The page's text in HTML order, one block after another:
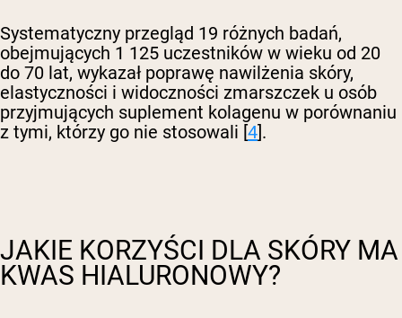
Systematyczny przegląd 19 różnych badań,
obejmujących 1 125 uczestników w wieku od 20
do 70 lat, wykazał poprawę nawilżenia skóry,
elastyczności i widoczności zmarszczek u osób
przyjmujących suplement kolagenu w porównaniu
z tymi, którzy go nie stosowali [4].
JAKIE KORZYŚCI DLA SKÓRY MA
KWAS HIALURONOWY?